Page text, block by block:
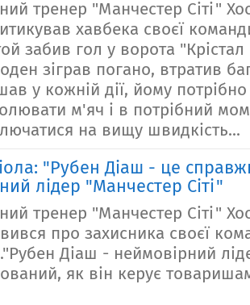
тренер "Манчестер Сіті"
хавбека своєї
забив гол у ворота
зіграв погано, втратив
у кожній дії, йому
м'яч і в потрібний
на вищу швидкість...
"Рубен Діаш - це
лідер "Манчестер Сіті"
тренер "Манчестер Сіті"
про захисника своєї
Діаш - неймовірний
як він керує